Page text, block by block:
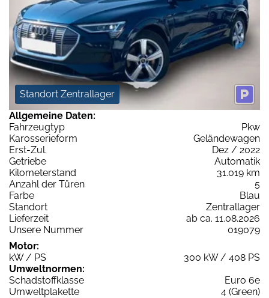
Standort Zentrallager
Allgemeine Daten:
Fahrzeugtyp
Pkw
Karosserieform
Geländewagen
Erst-Zul.
Dez / 2022
Getriebe
Automatik
Kilometerstand
31.019 km
Anzahl der Türen
5
Farbe
Blau
Standort
Zentrallager
Lieferzeit
ab ca. 11.08.2026
Unsere Nummer
019079
Motor:
kW / PS
300 kW / 408 PS
Umweltnormen:
Schadstoffklasse
Euro 6e
Umweltplakette
4 (Green)